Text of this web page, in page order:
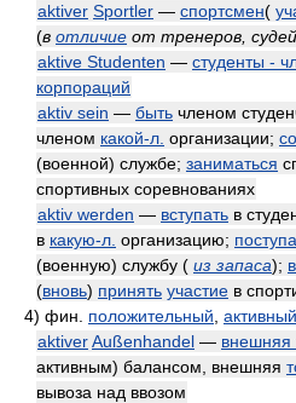
aktiver Sportler — спортсмен(
(в отличие от тренеров,
aktive Studenten — студенты -
корпораций
aktiv sein — быть членом
членом какой-л. организации;
(военной) службе; заниматься
спортивных соревнованиях
aktiv werden — вступать в
в какую-л. организацию;
(военную) службу ( из запаса);
(вновь) принять участие в
4) фин. положительный активный
aktiverAußenhandel — внешняя
активным) балансом, внешняя
вывоза над ввозом